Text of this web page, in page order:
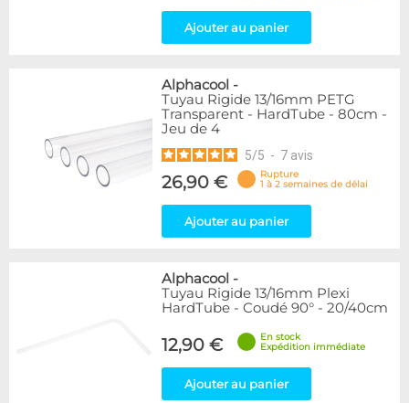
Ajouter au panier
Alphacool -
Tuyau Rigide 13/16mm PETG
Transparent - HardTube - 80cm -
Jeu de 4
5/5 - 7 avis
26,90 €
Rupture
1 à 2 semaines de délai
Ajouter au panier
Alphacool -
Tuyau Rigide 13/16mm Plexi
HardTube - Coudé 90° - 20/40cm
12,90 €
En stock
Expédition immédiate
Ajouter au panier